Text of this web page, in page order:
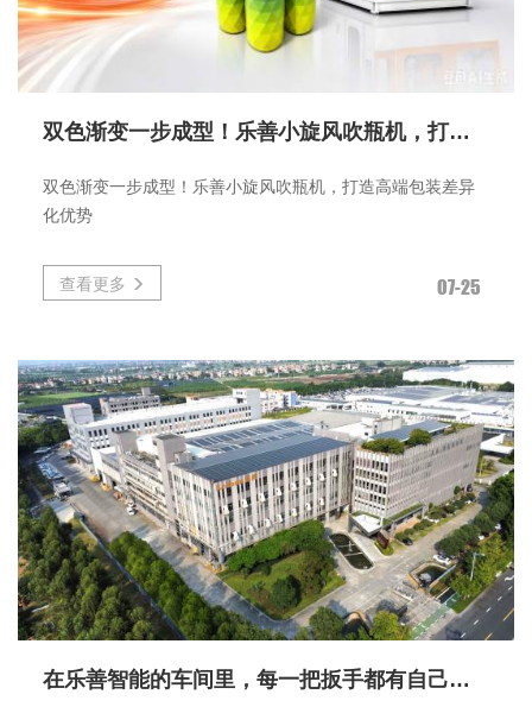
双色渐变一步成型！乐善小旋风吹瓶机，打造高端包装差异化优势
双色渐变一步成型！乐善小旋风吹瓶机，打造高端包装差异
化优势
查看更多 07-25
在乐善智能的车间里，每一把扳手都有自己的“家”